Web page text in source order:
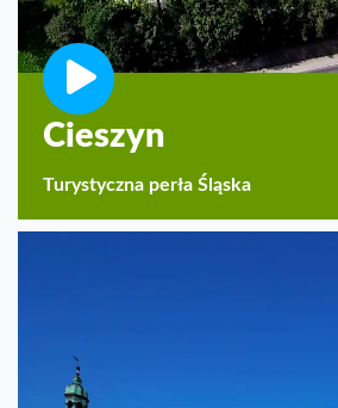
Cieszyn
Turystyczna perła Śląska